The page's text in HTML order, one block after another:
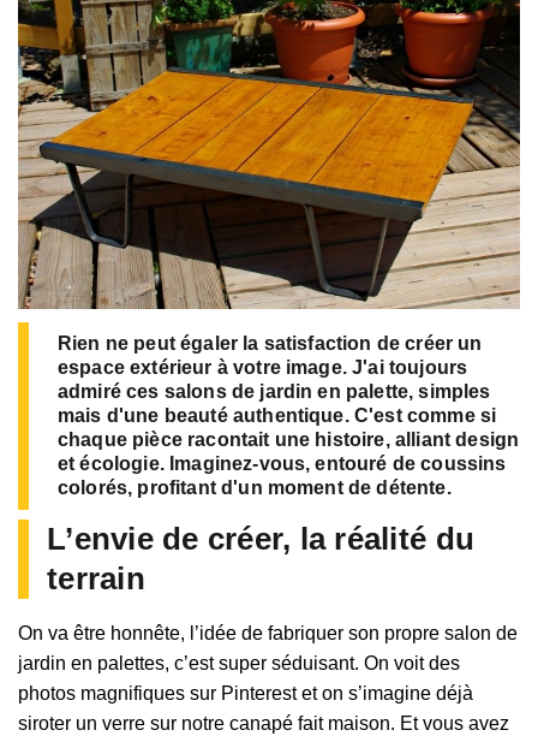
Rien ne peut égaler la satisfaction de créer un
espace extérieur à votre image. J'ai toujours
admiré ces salons de jardin en palette, simples
mais d'une beauté authentique. C'est comme si
chaque pièce racontait une histoire, alliant design
et écologie. Imaginez-vous, entouré de coussins
colorés, profitant d'un moment de détente.
L’envie de créer, la réalité du
terrain
On va être honnête, l’idée de fabriquer son propre salon de
jardin en palettes, c’est super séduisant. On voit des
photos magnifiques sur Pinterest et on s’imagine déjà
siroter un verre sur notre canapé fait maison. Et vous avez